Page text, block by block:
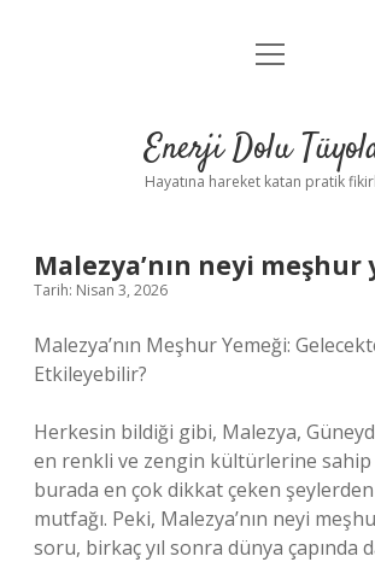
Anasayfa
Yasal Uyarı
menüyü
Enerji Dolu
Hayatına hareket katan pratik
Malezya’nın neyi meşhur
Tarih: Nisan 3, 2026
Malezya’nın Meşhur Yemeği:
Etkileyebilir?
Herkesin bildiği gibi, Malezya,
en renkli ve zengin kültürlerine sahip
burada en çok dikkat çeken
mutfağı. Peki, Malezya’nın neyi
soru, birkaç yıl sonra dünya çapında